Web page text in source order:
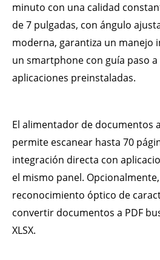
minuto con una calidad
de 7 pulgadas, con ángulo
moderna, garantiza un manejo
un smartphone con guía paso a
aplicaciones preinstaladas.
El alimentador de documentos
permite escanear hasta 70
integración directa con
el mismo panel.
reconocimiento óptico de
convertir documentos a PDF
XLSX.